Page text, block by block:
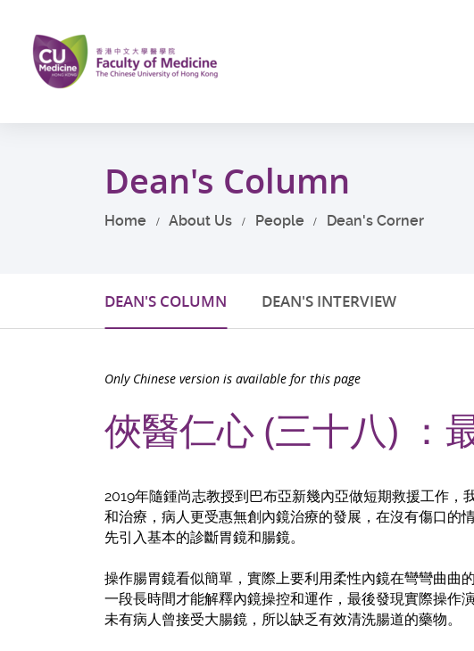
main
content
Dean's Column
Home About Us People Dean's Corner
DEAN'S COLUMN DEAN'S INTERVIEW
Only Chinese version is available for this page
俠醫仁心 (三十八) ：
2019年隨鍾尚志教授到巴布亞新幾內亞做短期救援工作
和治療，病人更受惠無創內鏡治療的發展，在沒有傷口的
先引入基本的診斷胃鏡和腸鏡。
操作腸胃鏡看似簡單，實際上要利用柔性內鏡在彎彎曲曲
一段長時間才能解釋內鏡操控和運作，最後發現實際操作
未有病人曾接受大腸鏡，所以缺乏有效清洗腸道的藥物。